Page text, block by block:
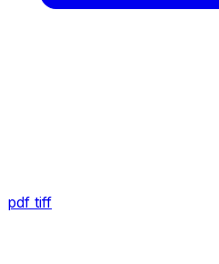
pdf tiff